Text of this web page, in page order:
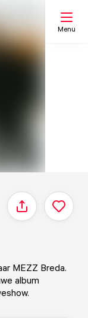
Menu
Delen
MEZZ Breda.
album